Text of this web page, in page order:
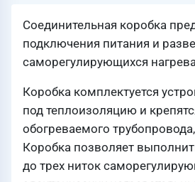
Соединительная коробка
подключения питания и
саморегулирующихся
Коробка комплектуется
под теплоизоляцию и
обогреваемого
Коробка позволяет
до трех ниток